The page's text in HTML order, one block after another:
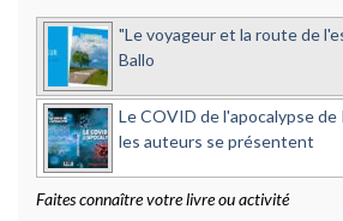
"Le voyageur et la route de
Ballo
Le COVID de l'apocalypse de
les auteurs se présentent
Faites connaître votre livre ou activité